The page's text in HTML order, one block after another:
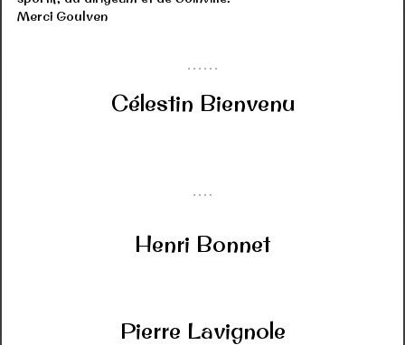
Merci Goulven
Célestin Bienvenu
Henri Bonnet
Pierre Lavignole